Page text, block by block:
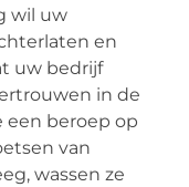
wil uw
en
uw bedrijf
in de
een beroep op
van
wassen ze